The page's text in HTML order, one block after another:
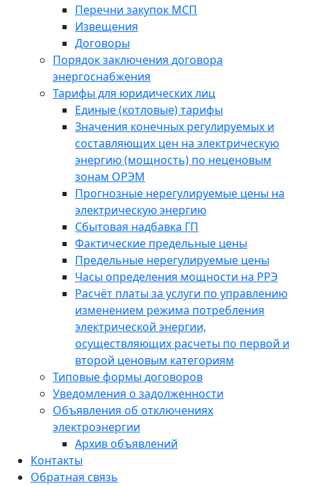
Перечни закупок МСП
Извещения
Договоры
Порядок заключения договора
энергоснабжения
Тарифы для юридических лиц
Единые (котловые) тарифы
Значения конечных регулируемых и
составляющих цен на электрическую
энергию (мощность) по неценовым
зонам ОРЭМ
Прогнозные нерегулируемые цены на
электрическую энергию
Сбытовая надбавка ГП
Фактические предельные цены
Предельные нерегулируемые цены
Часы определения мощности на РРЭ
Расчёт платы за услуги по управлению
изменением режима потребления
электрической энергии,
осуществляющих расчеты по первой и
второй ценовым категориям
Типовые формы договоров
Уведомления о задолженности
Объявления об отключениях
электроэнергии
Архив объявлений
Контакты
Обратная связь